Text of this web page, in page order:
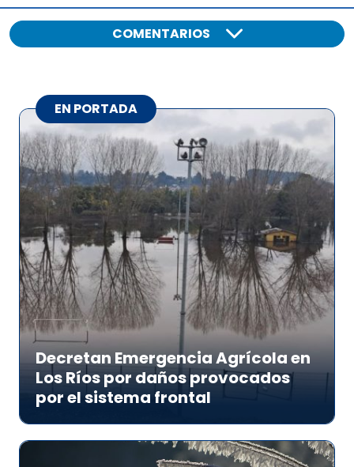
COMENTARIOS
EN PORTADA
Decretan Emergencia Agrícola en
Los Ríos por daños provocados
por el sistema frontal